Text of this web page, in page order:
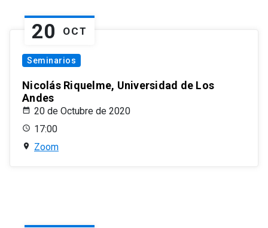
20 OCT
Seminarios
Nicolás Riquelme, Universidad de Los
Andes
20 de Octubre de 2020
17:00
Zoom